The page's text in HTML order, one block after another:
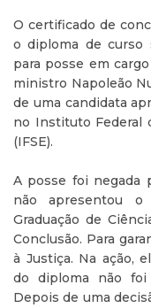
O certificado de
o diploma de curso
para posse em
ministro Napoleão
de uma candidata
no Instituto Federal
(IFSE).
A posse foi negada
não apresentou
Graduação de
Conclusão. Para
à Justiça. Na ação,
do diploma não
Depois de uma